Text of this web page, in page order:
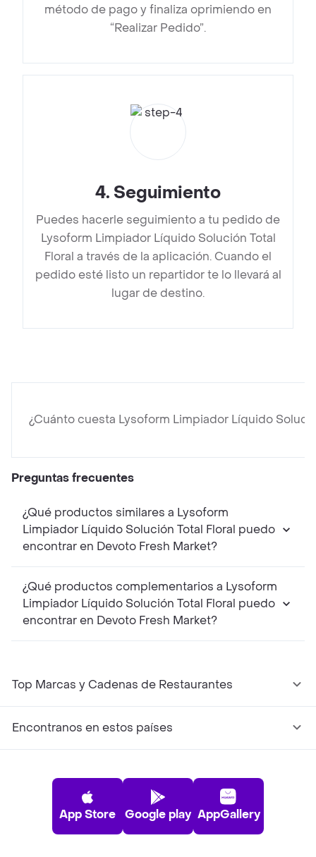
método de pago y finaliza oprimiendo en
“Realizar Pedido”.
4. Seguimiento
Puedes hacerle seguimiento a tu pedido de
Lysoform Limpiador Líquido Solución Total
Floral a través de la aplicación. Cuando el
pedido esté listo un repartidor te lo llevará al
lugar de destino.
¿Cuánto cuesta Lysoform Limpiador Líquido
Preguntas frecuentes
¿Qué productos similares a Lysoform
Limpiador Líquido Solución Total Floral puedo
encontrar en Devoto Fresh Market?
¿Qué productos complementarios a Lysoform
Limpiador Líquido Solución Total Floral puedo
encontrar en Devoto Fresh Market?
Top Marcas y Cadenas de Restaurantes
Encontranos en estos países
App Store Google play AppGallery